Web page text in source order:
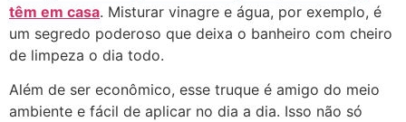
têm em casa. Misturar vinagre e água, por exemplo, é
um segredo poderoso que deixa o banheiro com cheiro
de limpeza o dia todo.
Além de ser econômico, esse truque é amigo do meio
ambiente e fácil de aplicar no dia a dia. Isso não só